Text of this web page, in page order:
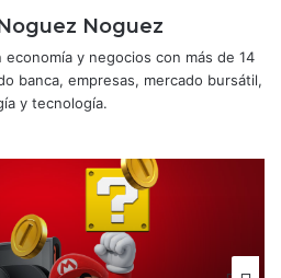
Noguez
y negocios con más de 14
banca, empresas, mercado bursátil,
y tecnología.